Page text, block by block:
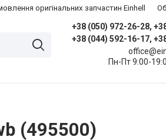
оригінальних запчастин Einhell
+38 (050) 972-26-28,
+38 (044) 592-16-17,
Пн-Пт 9:00-
(495500)